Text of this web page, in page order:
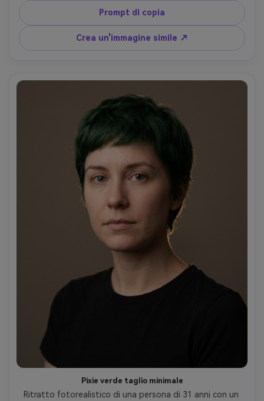
colorata, look flash diretto sulla fotocamera, Nikon D850,
35mm f/1.8, primo piano medio, umore istantaneo
nostalgico, dettagli facciali nitidi, fibre di capelli
realistiche, alta risoluzione- -ar 4:5
Prompt di copia
Crea un'immagine simile ↗
Pixie verde taglio minimale
Ritratto fotorealistico di una persona di 31 anni con un